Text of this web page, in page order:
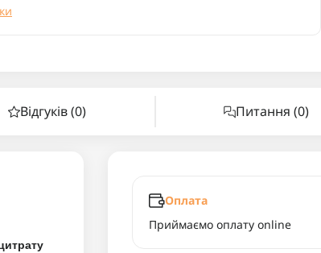
Відгуків (0) Питання (0)
Оплата
Приймаємо оплату online